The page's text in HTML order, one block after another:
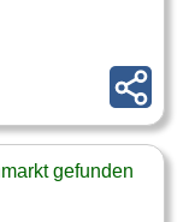
gefunden